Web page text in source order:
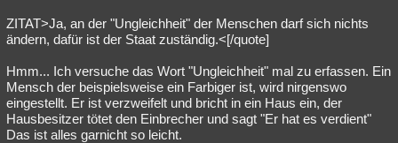
ZITAT>Ja, an der "Ungleichheit" der Menschen darf sich nichts
ändern, dafür ist der Staat zuständig.<[/quote]
Hmm... Ich versuche das Wort "Ungleichheit" mal zu erfassen. Ein
Mensch der beispielsweise ein Farbiger ist, wird nirgenswo
eingestellt. Er ist verzweifelt und bricht in ein Haus ein, der
Hausbesitzer tötet den Einbrecher und sagt "Er hat es verdient"
Das ist alles garnicht so leicht.